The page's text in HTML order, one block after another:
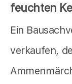
feuchten
Ein
verkaufen,